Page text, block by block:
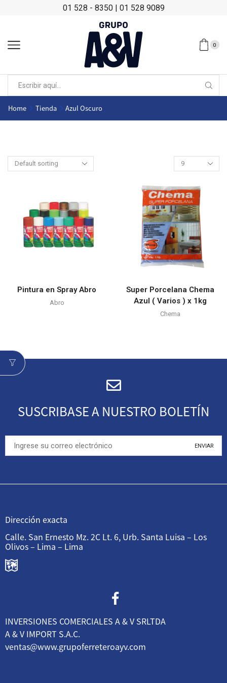
01 528 - 8350| 01 528 9089
0
Home Tienda Azul Oscuro
Pintura en Spray Abro
Abro
Super Porcelana Chema
Azul ( Varios ) x 1kg
Chema
SUSCRIBASE A NUESTRO BOLETÍN
Dirección exacta
Calle. San Ernesto Mz. 2C Lt. 6, Urb. Santa Luisa – Los
Olivos – Lima – Lima
INVERSIONES COMERCIALES A & V SRLTDA
A & V IMPORT S.A.C.
ventas@www.grupoferreteroayv.com